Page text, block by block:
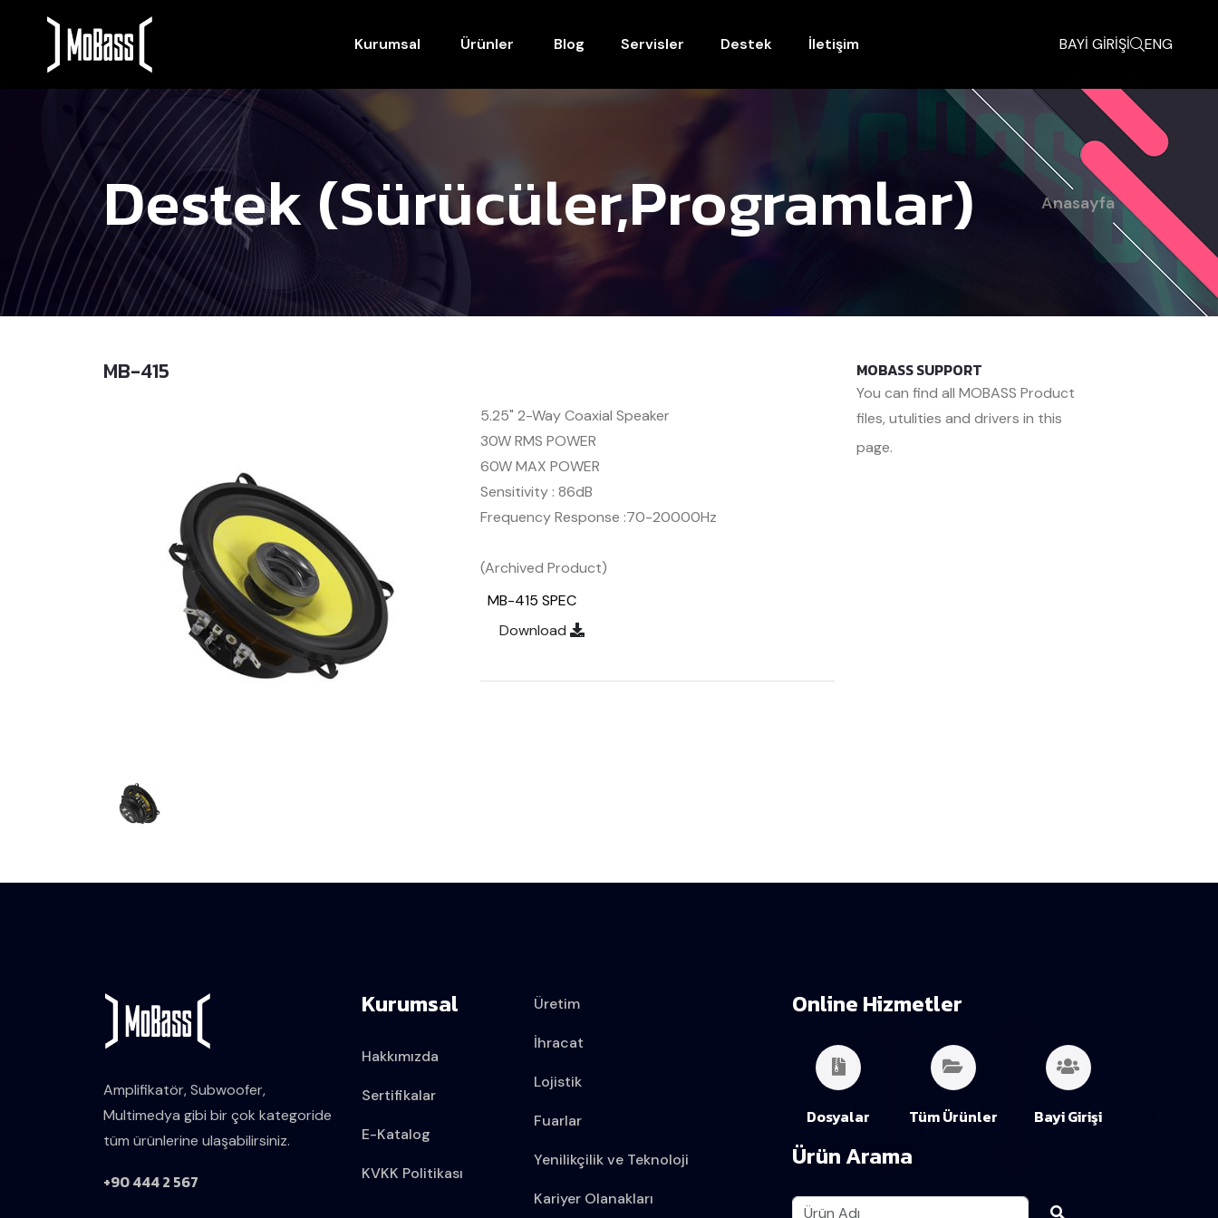
Kurumsal Ürünler Blog Servisler Destek İletişim BAYİ GİRİŞİ ENG
Destek (Sürücüler,programlar) Anasayfa
MB-415
5.25" 2-Way Coaxial Speaker
30W RMS POWER
60W MAX POWER
Sensitivity : 86dB
Frequency Response :70-20000Hz
(Archived Product)
MB-415 SPEC
Download
MOBASS SUPPORT
You can find all MOBASS Product
files, utulities and drivers in this
page.
Amplifikatör, Subwoofer,
Multimedya gibi bir çok kategoride
tüm ürünlerine ulaşabilirsiniz.
+90 444 2 567
Kurumsal
Hakkımızda
Sertifikalar
E-Katalog
KVKK Politikası
Üretim
İhracat
Lojistik
Fuarlar
Yenilikçilik ve Teknoloji
Kariyer Olanakları
Online Hizmetler
Dosyalar Tüm Ürünler Bayi Girişi
Ürün Arama